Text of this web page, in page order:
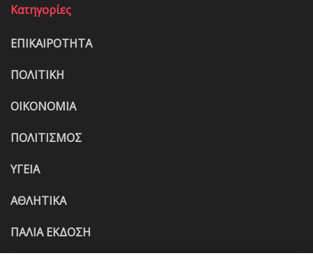
Κατηγορίες
ΕΠΙΚΑΙΡΟΤΗΤΑ
ΠΟΛΙΤΙΚΗ
ΟΙΚΟΝΟΜΙΑ
ΠΟΛΙΤΙΣΜΟΣ
ΥΓΕΙΑ
ΑΘΛΗΤΙΚΑ
ΠΑΛΙΑ ΕΚΔΟΣΗ